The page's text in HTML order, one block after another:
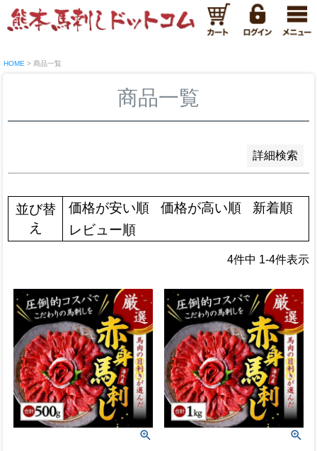
HOME 商品一覧
商品一覧
詳細検索
新着順
登録順
価格が安い順
優先度順
キーワードヒット順
検索
並び替
え
価格が安い順 価格が高い順
新着順
レビュー順
4件中 1-4件表示